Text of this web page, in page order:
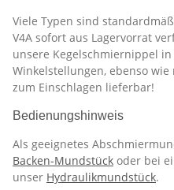
Viele Typen sind
V4A sofort aus Lagervorrat
unsere Kegelschmiernippel
Winkelstellungen, ebenso
zum Einschlagen lieferbar!
Bedienungshinweis
Als geeignetes
Backen-Mundstück oder bei
unser Hydraulikmundstück.